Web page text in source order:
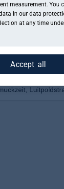
measurement. You
in our data
at any time
Accept all